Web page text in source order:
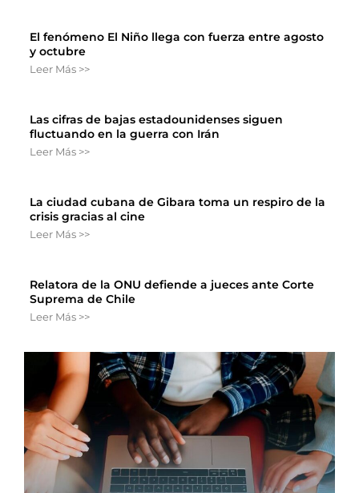
El fenómeno El Niño llega con fuerza entre agosto
y octubre
Leer Más >>
Las cifras de bajas estadounidenses siguen
fluctuando en la guerra con Irán
Leer Más >>
La ciudad cubana de Gibara toma un respiro de la
crisis gracias al cine
Leer Más >>
Relatora de la ONU defiende a jueces ante Corte
Suprema de Chile
Leer Más >>